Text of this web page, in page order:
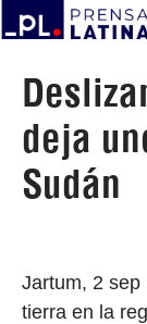
deja
Sudán
Jartum, 2 sep
tierra en la